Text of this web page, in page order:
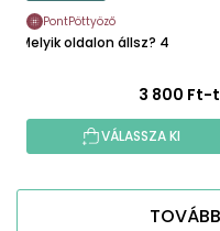
PontPöttyöző
Melyik oldalon állsz? 4
3 800 Ft-
VÁLASSZA KI